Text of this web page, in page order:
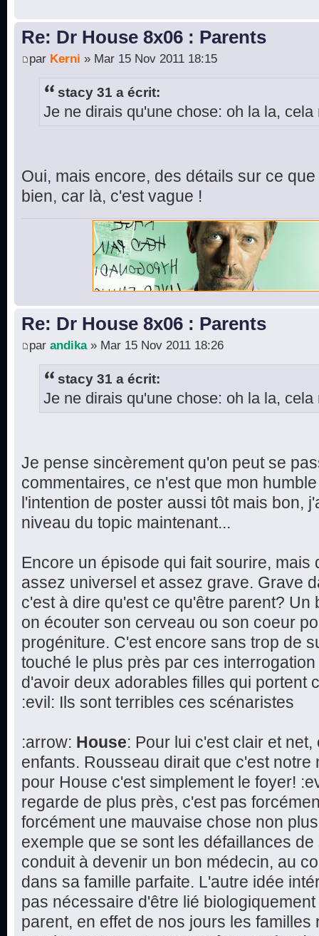
Re: Dr House 8x06 : Parents
par Kerni » Mar 15 Nov 2011 18:15
stacy 31 a écrit:
Je ne dirais qu'une chose: oh la la,
Oui, mais encore, des détails sur ce
bien, car là, c'est vague !
Re: Dr House 8x06 : Parents
par andika» Mar 15 Nov 2011 18:26
stacy 31 a écrit:
Je ne dirais qu'une chose: oh la la,
Je pense sincèrement qu'on peut se
commentaires, ce n'est que mon
l'intention de poster aussi tôt mais bon,
niveau du topic maintenant...
Encore un épisode qui fait sourire, mais
assez universel et assez grave. Grave
c'est à dire qu'est ce qu'être parent? Un
on écouter son cerveau ou son coeur
progéniture. C'est encore sans trop de
touché le plus près par ces
d'avoir deux adorables filles qui portent
:evil: Ils sont terribles ces scénaristes
:arrow: House: Pour lui c'est clair et
enfants. Rousseau dirait que c'est notre
pour House c'est simplement le foyer!
regarde de plus près, c'est pas
forcément une mauvaise chose non
exemple que se sont les défaillances
conduit à devenir un bon médecin, au
dans sa famille parfaite. L'autre idée
pas nécessaire d'être lié
parent, en effet de nos jours les